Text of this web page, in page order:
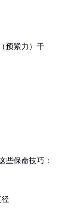
预紧力）干
些保命技巧：